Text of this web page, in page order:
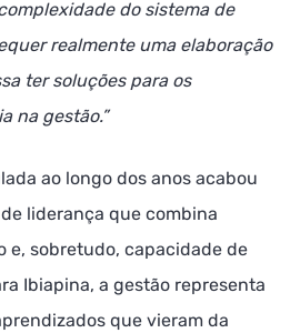
do sistema de
realmente uma elaboração
ter soluções para os
na gestão.”
ao longo dos anos acabou
liderança que combina
e, sobretudo, capacidade de
Ibiapina, a gestão representa
que vieram da